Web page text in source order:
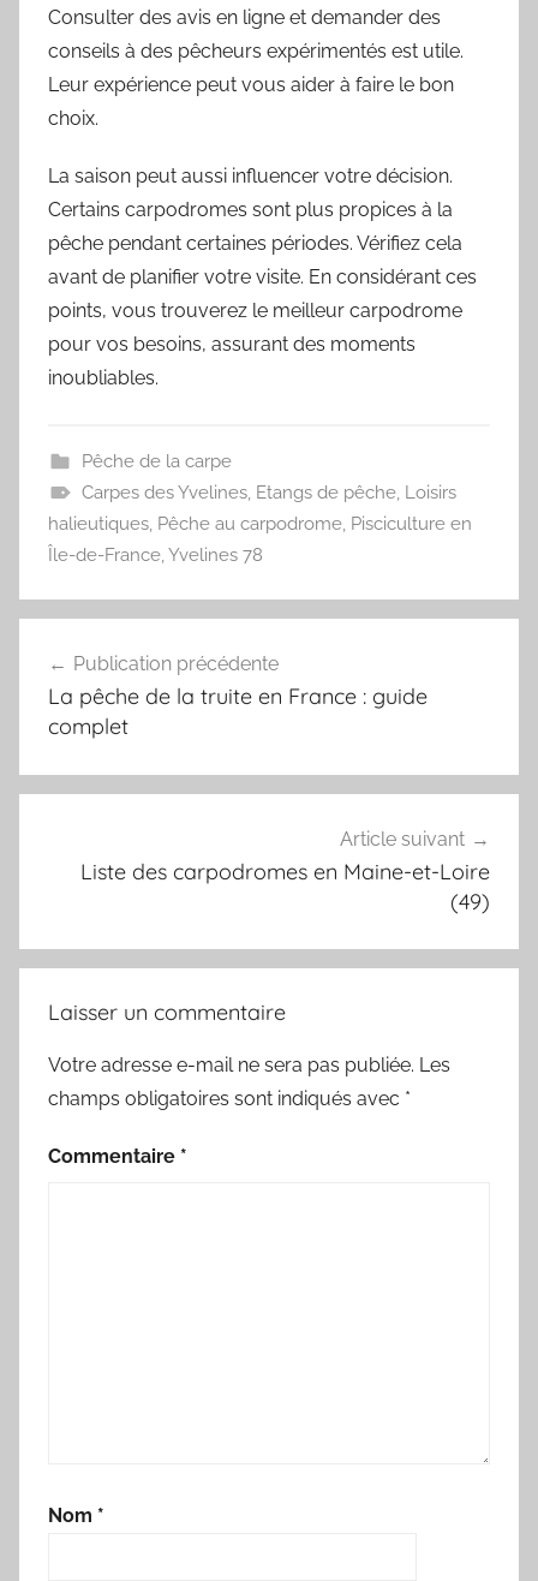
Consulter des avis en ligne et demander des
conseils à des pêcheurs expérimentés est utile.
Leur expérience peut vous aider à faire le bon
choix.
La saison peut aussi influencer votre décision.
Certains carpodromes sont plus propices à la
pêche pendant certaines périodes. Vérifiez cela
avant de planifier votre visite. En considérant ces
points, vous trouverez le meilleur carpodrome
pour vos besoins, assurant des moments
inoubliables.
Pêche de la carpe
Carpes des Yvelines, Etangs de pêche, Loisirs
halieutiques, Pêche au carpodrome, Pisciculture en
Île-de-France,Yvelines 78
de
l’article
Publication précédente
La pêche de la truite en France : guide
complet
Article suivant
Liste des carpodromes en Maine-et-Loire
(49)
Laisser un commentaire
Votre adresse e-mail ne sera pas publiée. Les
champs obligatoires sont indiqués avec *
Commentaire *
Nom *